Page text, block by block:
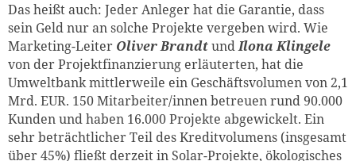
Das heißt auch: Jeder Anleger hat die Garantie, dass
sein Geld nur an solche Projekte vergeben wird. Wie
Marketing-Leiter Oliver BrandtundIlona Klingele
von der Projektfinanzierung erläuterten, hat die
Umweltbank mittlerweile ein Geschäftsvolumen von 2,1
Mrd. EUR. 150 Mitarbeiter/innen betreuen rund 90.000
Kunden und haben 16.000 Projekte abgewickelt. Ein
sehr beträchtlicher Teil des Kreditvolumens (insgesamt
über 45%) fließt derzeit in Solar-Projekte, ökologisches